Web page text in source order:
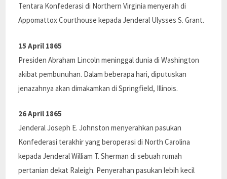
Tentara Konfederasi di Northern Virginia menyerah di
Appomattox Courthouse kepada Jenderal Ulysses S. Grant.
15 April 1865
Presiden Abraham Lincoln meninggal dunia di Washington
akibat pembunuhan. Dalam beberapa hari, diputuskan
jenazahnya akan dimakamkan di Springfield, Illinois.
26 April 1865
Jenderal Joseph E. Johnston menyerahkan pasukan
Konfederasi terakhir yang beroperasi di North Carolina
kepada Jenderal William T. Sherman di sebuah rumah
pertanian dekat Raleigh. Penyerahan pasukan lebih kecil